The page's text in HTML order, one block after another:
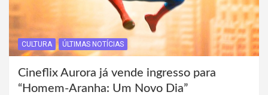
CULTURA ÚLTIMAS NOTÍCIAS
Cineflix Aurora já vende ingresso para
“Homem-Aranha: Um Novo Dia”